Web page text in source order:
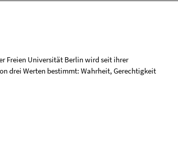
Freien Universität Berlin wird seit ihrer
drei Werten bestimmt: Wahrheit, Gerechtigkeit